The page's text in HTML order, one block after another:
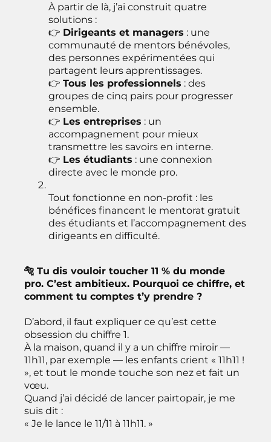
À partir de là, j’ai construit quatre
solutions :
👉 Dirigeants et managers : une
communauté de mentors bénévoles,
des personnes expérimentées qui
partagent leurs apprentissages.
👉 Tous les professionnels : des
groupes de cinq pairs pour progresser
ensemble.
👉 Les entreprises : un
accompagnement pour mieux
transmettre les savoirs en interne.
👉 Les étudiants : une connexion
directe avec le monde pro.
Tout fonctionne en non-profit : les
bénéfices financent le mentorat gratuit
des étudiants et l’accompagnement des
dirigeants en difficulté.
🐅 Tu dis vouloir toucher 11 % du monde
pro. C’est ambitieux. Pourquoi ce chiffre, et
comment tu comptes t’y prendre ?
D’abord, il faut expliquer ce qu’est cette
obsession du chiffre 1.
À la maison, quand il y a un chiffre miroir —
11h11, par exemple — les enfants crient « 11h11 !
», et tout le monde touche son nez et fait un
vœu.
Quand j’ai décidé de lancer pairtopair, je me
suis dit :
« Je le lance le 11/11 à 11h11. »